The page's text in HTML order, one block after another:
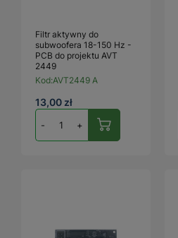
Filtr aktywny do
subwoofera 18-150 Hz -
PCB do projektu AVT
2449
Kod:AVT2449 A
13,00 zł
- +